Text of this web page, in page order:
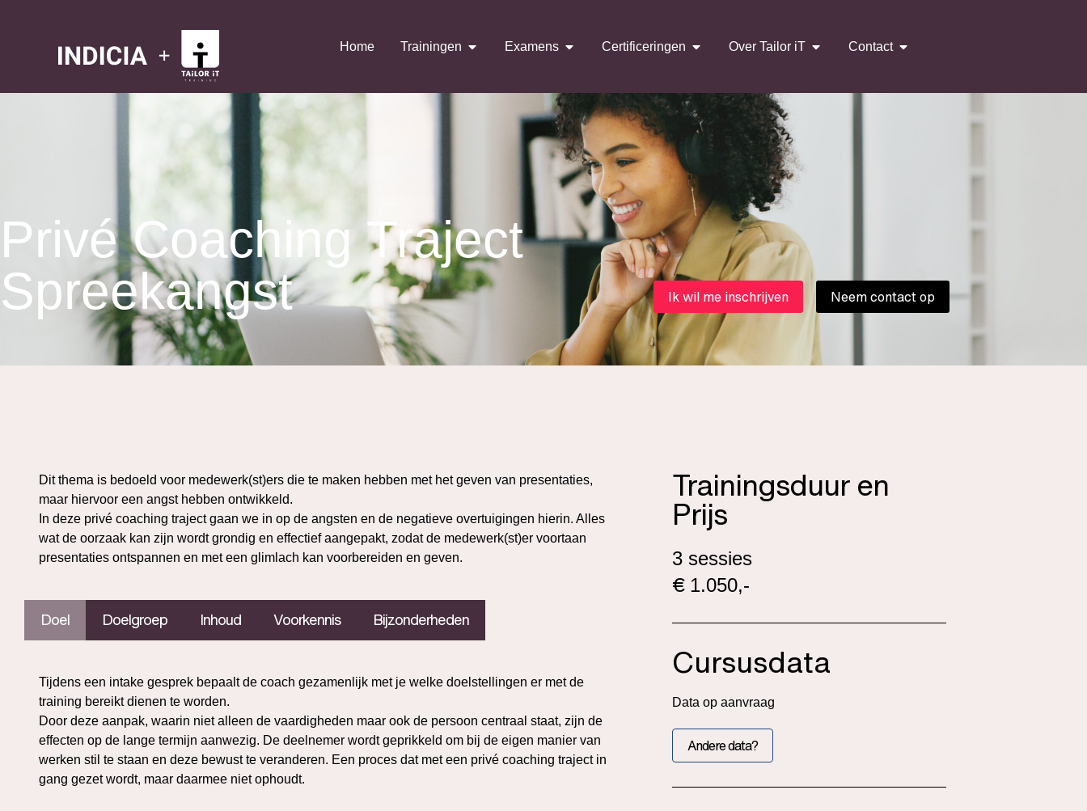
Home Trainingen Examens Certificeringen Over Tailor iT Contact
Privé Coaching Traject
Spreekangst
Ik wil me inschrijven Neem contact op
Dit thema is bedoeld voor medewerk(st)ers die te maken hebben met het geven van presentaties,
maar hiervoor een angst hebben ontwikkeld.
In deze privé coaching traject gaan we in op de angsten en de negatieve overtuigingen hierin. Alles
wat de oorzaak kan zijn wordt grondig en effectief aangepakt, zodat de medewerk(st)er voortaan
presentaties ontspannen en met een glimlach kan voorbereiden en geven.
Doel Doelgroep Inhoud Voorkennis Bijzonderheden
Tijdens een intake gesprek bepaalt de coach gezamenlijk met je welke doelstellingen er met de
training bereikt dienen te worden.
Door deze aanpak, waarin niet alleen de vaardigheden maar ook de persoon centraal staat, zijn de
effecten op de lange termijn aanwezig. De deelnemer wordt geprikkeld om bij de eigen manier van
werken stil te staan en deze bewust te veranderen. Een proces dat met een privé coaching traject in
gang gezet wordt, maar daarmee niet ophoudt.
Trainingsduur en
Prijs
3 sessies
€ 1.050,-
Cursusdata
Data op aanvraag
Andere data?